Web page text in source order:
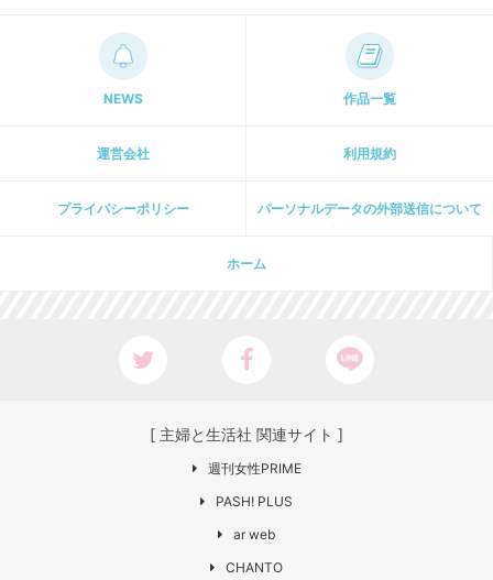
NEWS 作品一覧
運営会社 利用規約
プライパシーポリシー パーソナルデータの外部送信について
ホーム
[ 主婦と生活社 関連サイト ]
週刊女性PRIME
PASH! PLUS
ar web
CHANTO